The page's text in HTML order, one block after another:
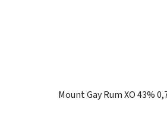
Mount Gay Rum XO 43%